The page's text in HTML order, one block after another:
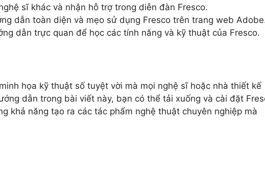
sĩ khác và nhận hỗ trợ trong diễn đàn Fresco.
dẫn toàn diện và mẹo sử dụng Fresco trên trang web
dẫn trực quan để học các tính năng và kỹ thuật của Fresco.
họa kỹ thuật số tuyệt vời mà mọi nghệ sĩ hoặc nhà thiết kế
dẫn trong bài viết này, bạn có thể tải xuống và cài đặt
khả năng tạo ra các tác phẩm nghệ thuật chuyên nghiệp mà